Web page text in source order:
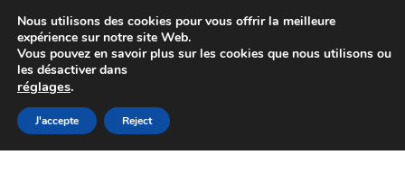
Colissimo livraison à partir de 7 EUR
Du lundi au vendredi de 9 h à 16 h
Aller
à
Aller
au
Nous utilisons des cookies pour vous offrir la meilleure
expérience sur notre site Web.
Vous pouvez en savoir plus sur les cookies que nous utilisons ou
les désactiver dans
réglages.
J'accepte Reject